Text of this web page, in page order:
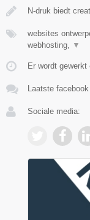
N-druk biedt
websites
webhosting,
▼
Er wordt gewerkt
Laatste
Sociale media: